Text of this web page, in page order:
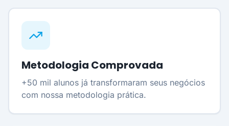
Metodologia Comprovada
+50 mil alunos já transformaram seus negócios
com nossa metodologia prática.